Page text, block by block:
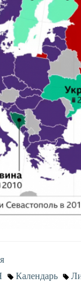
Календарь